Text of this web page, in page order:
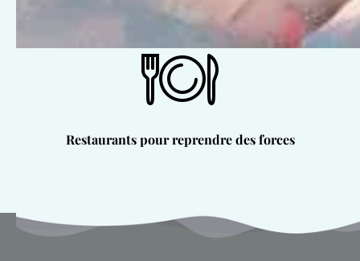
Restaurants pour reprendre des forces